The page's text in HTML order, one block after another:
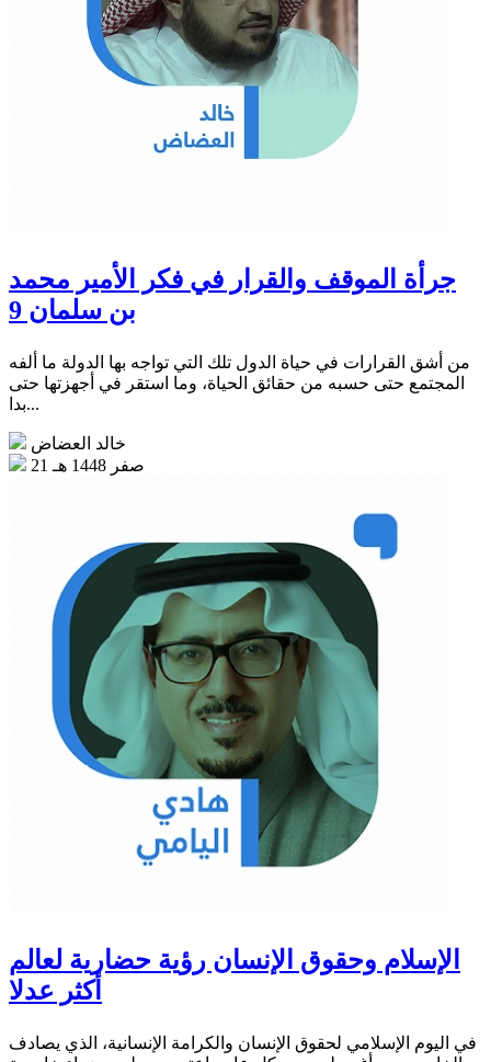
جرأة الموقف والقرار في فكر الأمير محمد
بن سلمان 9
من أشق القرارات في حياة الدول تلك التي تواجه بها الدولة ما ألفه
المجتمع حتى حسبه من حقائق الحياة، وما استقر في أجهزتها حتى
بدا...
خالد العضاض
21 صفر 1448 هـ
الإسلام وحقوق الإنسان رؤية حضارية لعالم
أكثر عدلا
في اليوم الإسلامي لحقوق الإنسان والكرامة الإنسانية، الذي يصادف